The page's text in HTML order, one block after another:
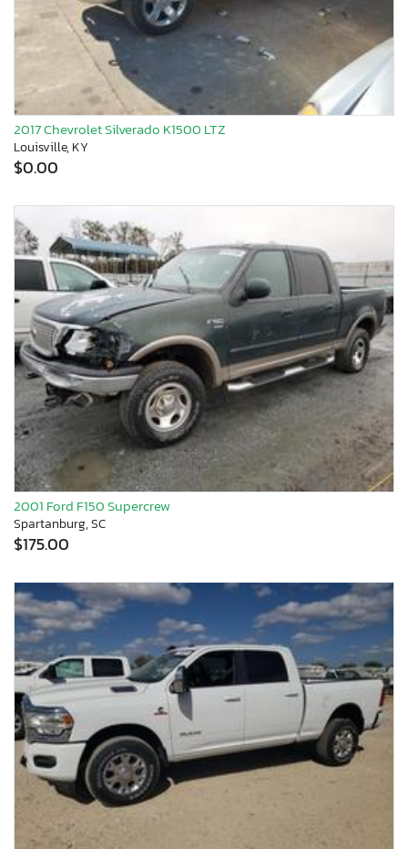
2017 Chevrolet Silverado K1500 LTZ
Louisville, KY
$0.00
2001 Ford F150 Supercrew
Spartanburg, SC
$175.00